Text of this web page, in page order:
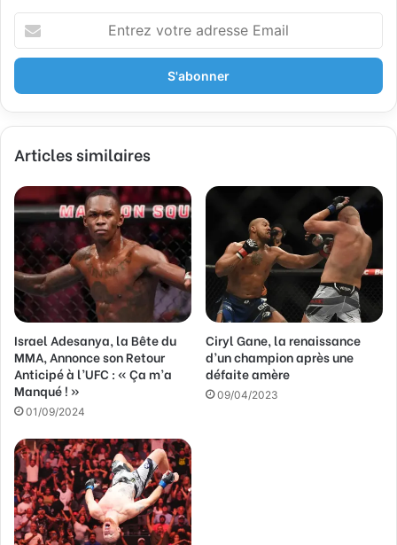
t
e
z
o
r
e
r
e
s
s
e
E
m
a
i
Articles similaires
Israel Adesanya, la Bête du
MMA, Annonce son Retour
Anticipé à l’UFC : « Ça m’a
Manqué ! »
01/09/2024
Ciryl Gane, la renaissance
d’un champion après une
défaite amère
09/04/2023